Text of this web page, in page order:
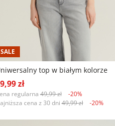
SALE
top w białym kolorze
zł
regularna49,99 zł
-20%
cena z 30 dni49,99 zł -20%